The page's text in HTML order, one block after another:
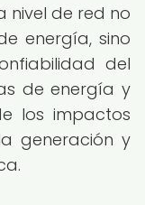
nivel de red no
energía, sino
del
de energía y
los impactos
generación y